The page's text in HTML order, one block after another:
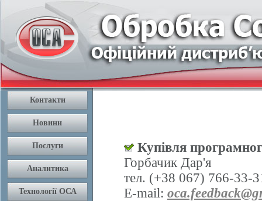
Купівля
Горбачик Дар'я
тел. (+38 067) 766-33-
E-mail: